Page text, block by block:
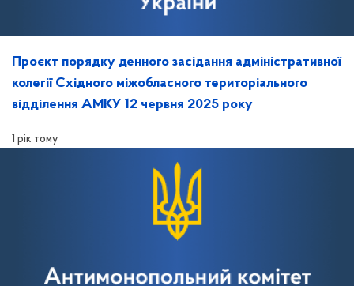
Проєкт порядку денного засідання адміністративної
колегії Східного міжобласного територіального
відділення АМКУ 12 червня 2025 року
1 рік тому